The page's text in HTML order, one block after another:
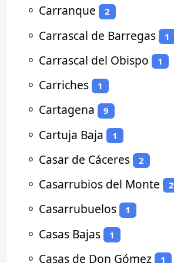
⚬ Carranque 2
⚬ Carrascal de Barregas 1
⚬ Carrascal del Obispo 1
⚬ Carriches 1
⚬ Cartagena 9
⚬ Cartuja Baja 1
⚬ Casar de Cáceres 2
⚬ Casarrubios del Monte 2
⚬ Casarrubuelos 1
⚬ Casas Bajas 1
⚬ Casas de Don Gómez 1